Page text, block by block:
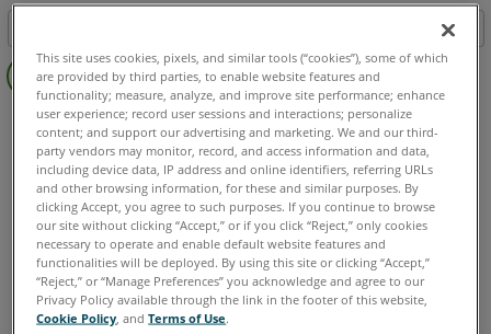
PDF
と
し
て
ク
イ
ッ
ク
ス
テ
ッ
プ
関
連
情
CAD Plugin MonuMap
イタリア語 コリアン スペイン語 ドイツ語 フランス語
ポルトガル語 中国語 日本語 英語
This site uses cookies, pixels, and similar tools (“cookies”), some of which
are provided by third parties, to enable website features and
functionality; measure, analyze, and improve site performance; enhance
user experience; record user sessions and interactions; personalize
content; and support our advertising and marketing. We and our third-
party vendors may monitor, record, and access information and data,
including device data, IP address and online identifiers, referring URLs
and other browsing information, for these and similar purposes. By
clicking Accept, you agree to such purposes. If you continue to browse
our site without clicking “Accept,” or if you click “Reject,” only cookies
necessary to operate and enable default website features and
functionalities will be deployed. By using this site or clicking “Accept,”
“Reject,” or “Manage Preferences” you acknowledge and agree to our
Privacy Policy available through the link in the footer of this website,
Cookie Policy , andTerms of Use.